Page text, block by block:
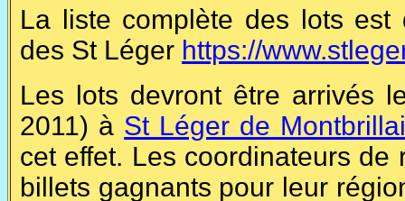
La liste complète des lots
des St Léger https://
Les lots devront être arrivés
2011) à St Léger de
cet effet. Les coordinateurs
billets gagnants pour leur